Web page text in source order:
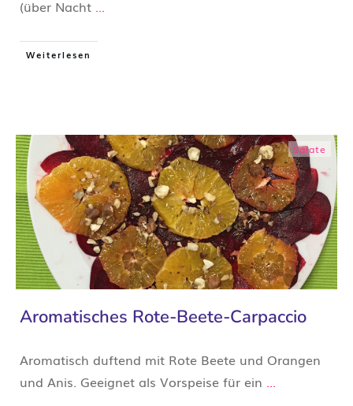
(über Nacht ...
Weiterlesen
Salate
Aromatisches Rote-Beete-Carpaccio
​Aromatisch duftend mit Rote Beete und Orangen ​
und Anis. Geeignet als Vorspeise für ein ...